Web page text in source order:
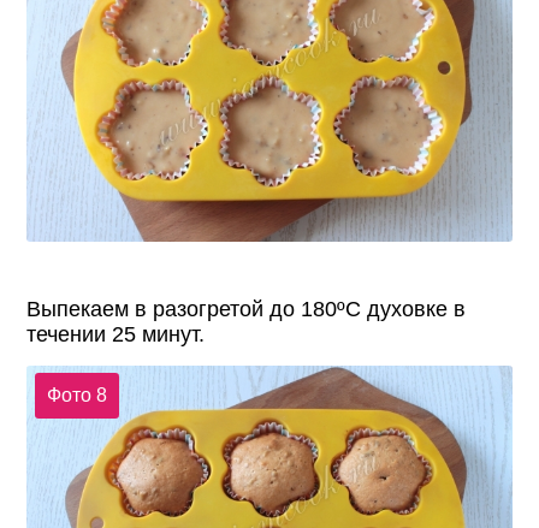
Выпекаем в разогретой до 180ºC духовке в
течении 25 минут.
Фото 8